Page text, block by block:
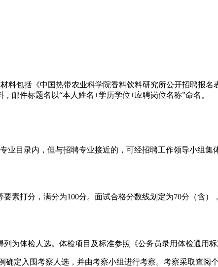
料包括《中国热带农业科学院香料饮料研究所公开招聘报
邮件标题名以“本人姓名+学历学位+应聘岗位名称”命名。
目录内，但与招聘专业接近的，可经招聘工作领导小组集
素打分，满分为100分。面试合格分数线划定为70分（含）
为体检人选。体检项目及标准参照《公务员录用体检通用标
定入围考察人选，并由考察小组进行考察。考察采取查阅